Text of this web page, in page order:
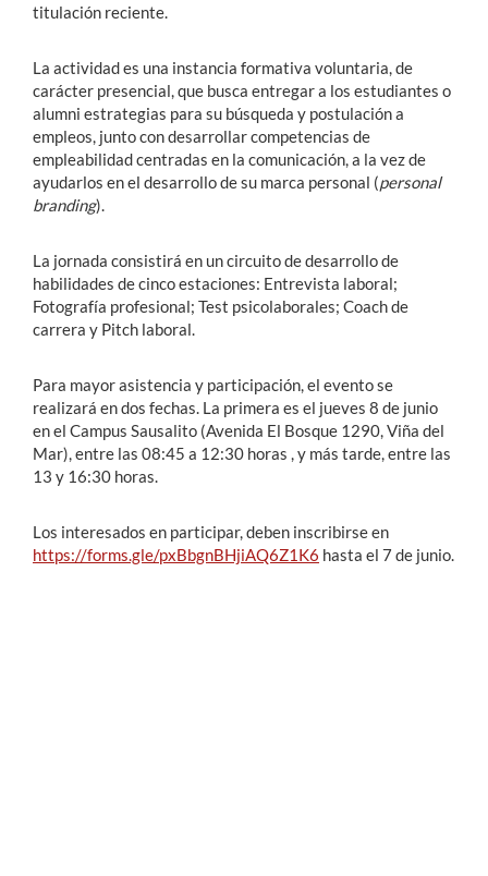
titulación reciente.
La actividad es una instancia formativa voluntaria, de
carácter presencial, que busca entregar a los estudiantes o
alumni estrategias para su búsqueda y postulación a
empleos, junto con desarrollar competencias de
empleabilidad centradas en la comunicación, a la vez de
ayudarlos en el desarrollo de su marca personal (personal
branding).
La jornada consistirá en un circuito de desarrollo de
habilidades de cinco estaciones: Entrevista laboral;
Fotografía profesional; Test psicolaborales; Coach de
carrera y Pitch laboral.
Para mayor asistencia y participación, el evento se
realizará en dos fechas. La primera es el jueves 8 de junio
en el Campus Sausalito (Avenida El Bosque 1290, Viña del
Mar), entre las 08:45 a 12:30 horas , y más tarde, entre las
13 y 16:30 horas.
Los interesados en participar, deben inscribirse en
https://forms.gle/pxBbgnBHjiAQ6Z1K6 hasta el 7 de junio.